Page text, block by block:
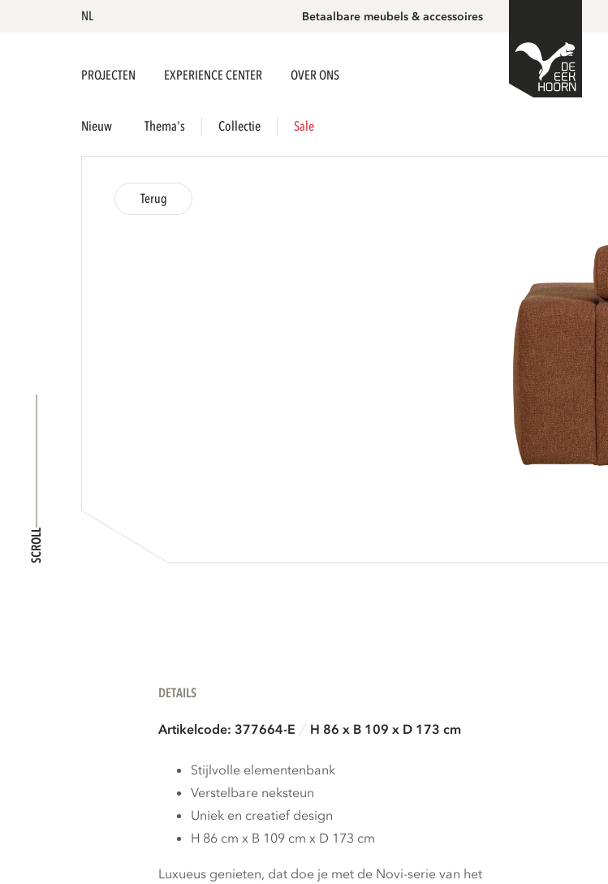
NL Betaalbare meubels & accessoires
PROJECTEN EXPERIENCE CENTER OVER ONS
Nieuw Thema's Collectie Sale
SCROLL
Terug
DETAILS
Artikelcode: 377664-E H 86 x B 109 x D 173 cm
Stijlvolle elementenbank
Verstelbare neksteun
Uniek en creatief design
H 86 cm x B 109 cm x D 173 cm
Luxueus genieten, dat doe je met de Novi-serie van het